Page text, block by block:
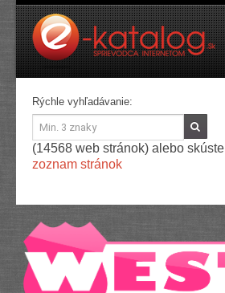
Domáce potreby
Doprava a cestovanie
Ekológia
Financie a trh
Kancelárske potreby
Kozmetika a kaderníctvo
Kultúra a umenie
Literatúra a tlač
Rýchle vyhľadávanie:
(14568 web stránok) alebo skúste
zoznam stránok